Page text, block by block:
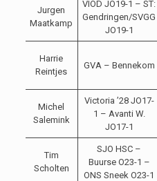
Jurgen
Maatkamp
VIOD JO19-1 – ST:
Gendringen/SVGG
JO19-1
Harrie
Reintjes
GVA – Bennekom
Michel
Salemink
Victoria ’28 JO17-
1 – Avanti W.
JO17-1
Tim
Scholten
SJO HSC –
Buurse O23-1 –
ONS Sneek O23-1